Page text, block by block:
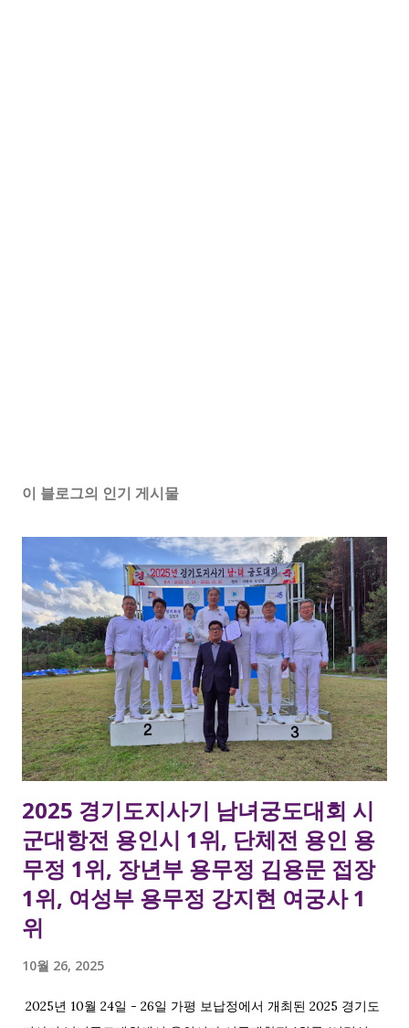
이 블로그의 인기 게시물
2025 경기도지사기 남녀궁도대회 시
군대항전 용인시 1위, 단체전 용인 용
무정 1위, 장년부 용무정 김용문 접장
1위, 여성부 용무정 강지현 여궁사 1
위
10월 26, 2025
2025년 10월 24일 - 26일 가평 보납정에서 개최된 2025 경기도